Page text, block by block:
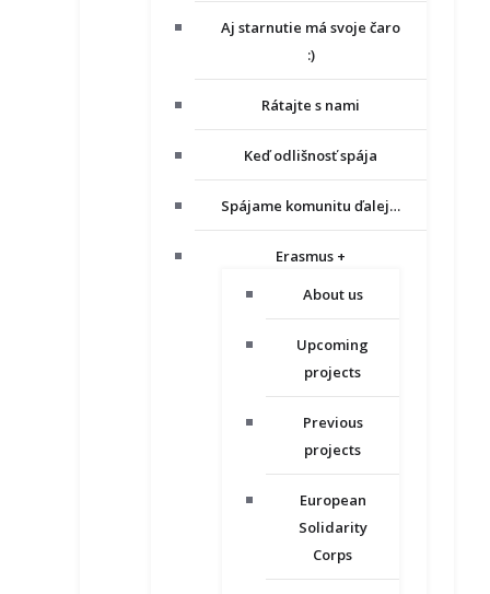
Aj starnutie má svoje čaro
:)
Rátajte s nami
Keď odlišnosť spája
Spájame komunitu ďalej…
Erasmus +
About us
Upcoming
projects
Previous
projects
European
Solidarity
Corps